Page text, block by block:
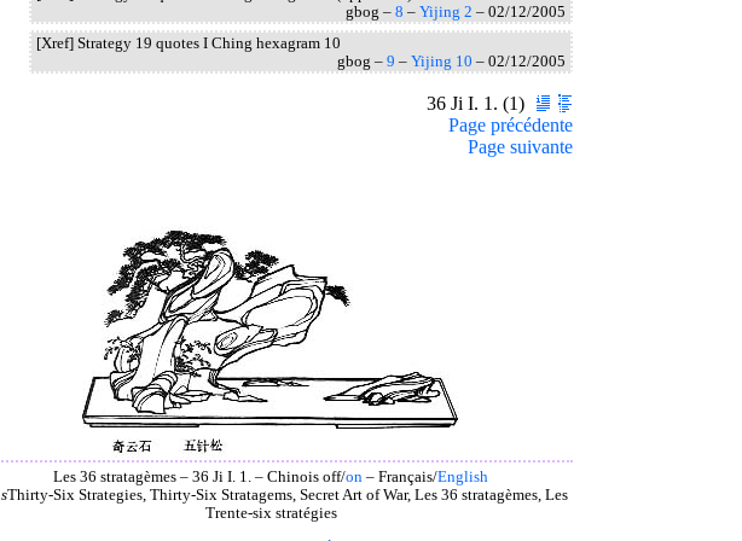
gbog – 8 – Yijing 2 – 02/12/2005
[Xref] Strategy 19 quotes I Ching hexagram 10
gbog – 9 – Yijing 10 – 02/12/2005
36 Ji I. 1. (1)
Page précédente
Page suivante
Les 36 stratagèmes – 36 Ji I. 1. – Chinois off/on – Français/English
Thirty-Six Strategies, Thirty-Six Stratagems, Secret Art of War, Les 36 stratagèmes, Les
Trente-six stratégies